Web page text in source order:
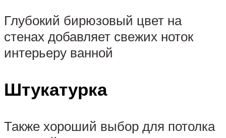
Глубокий бирюзовый цвет на
стенах добавляет свежих ноток
интерьеру ванной
Штукатурка
Также хороший выбор для потолка